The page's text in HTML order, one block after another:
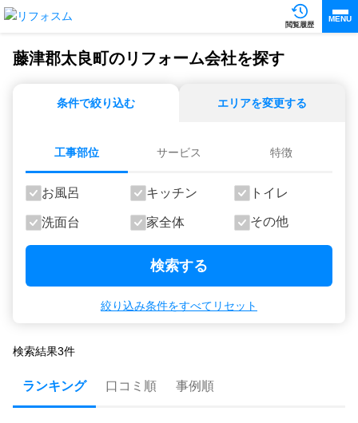
閲覧履歴
MENU
藤津郡太良町のリフォーム会社を探す
条件で絞り込む エリアを変更する
工事部位 サービス 特徴
お風呂 キッチン トイレ
洗面台 家全体 その他
検索する
絞り込み条件をすべてリセット
検索結果3件
ランキング 口コミ順 事例順